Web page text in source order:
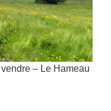
– Le Hameau